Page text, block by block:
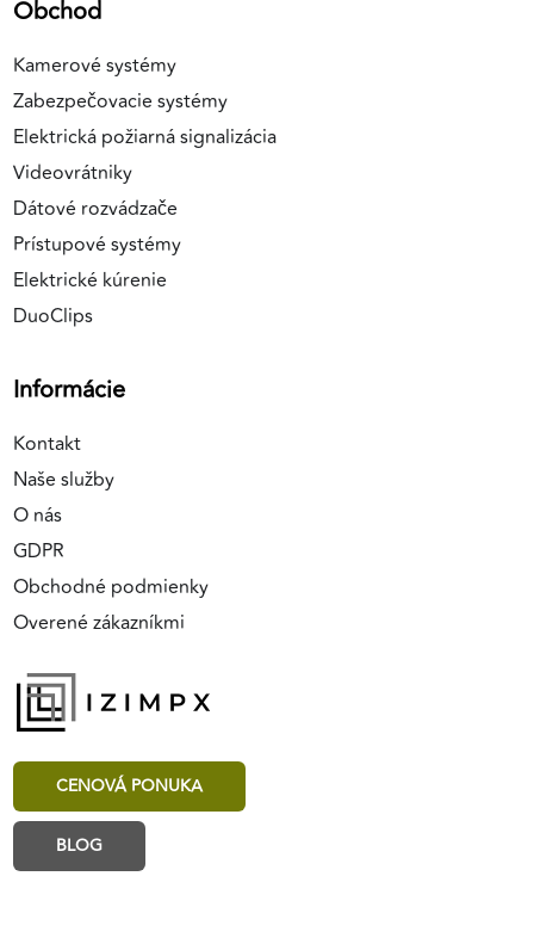
Obchod
Kamerové systémy
Zabezpečovacie systémy
Elektrická požiarná signalizácia
Videovrátniky
Dátové rozvádzače
Prístupové systémy
Elektrické kúrenie
DuoClips
Informácie
Kontakt
Naše služby
O nás
GDPR
Obchodné podmienky
Overené zákazníkmi
CENOVÁ PONUKA
BLOG